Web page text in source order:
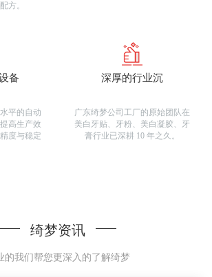
方。
备
平的自动
高生产效
度与稳定
深厚的行业沉
广东绮梦公司工厂的原始团队在
美白牙贴、牙粉、美白凝胶、牙
膏行业已深耕 10 年之久。
绮梦资讯
的我们帮您更深入的了解绮梦